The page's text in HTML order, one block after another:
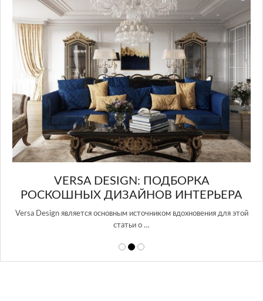
для этой
ПОДХОД К ДИЗАЙНУ
Glazov Design Group- это одна из лучших студий дизайна
в Росси…